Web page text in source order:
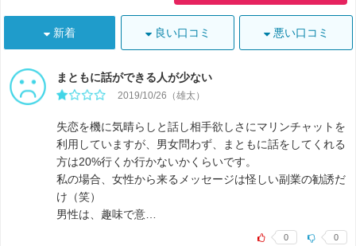
新着 良い口コミ 悪い口コミ
まともに話ができる人が少ない
2019/10/26（雄太）
失恋を機に気晴らしと話し相手欲しさにマリンチャットを
利用していますが、男女問わず、まともに話をしてくれる
方は20%行くか行かないかくらいです。
私の場合、女性から来るメッセージは怪しい副業の勧誘だ
け（笑）
男性は、趣味で意…
0 0